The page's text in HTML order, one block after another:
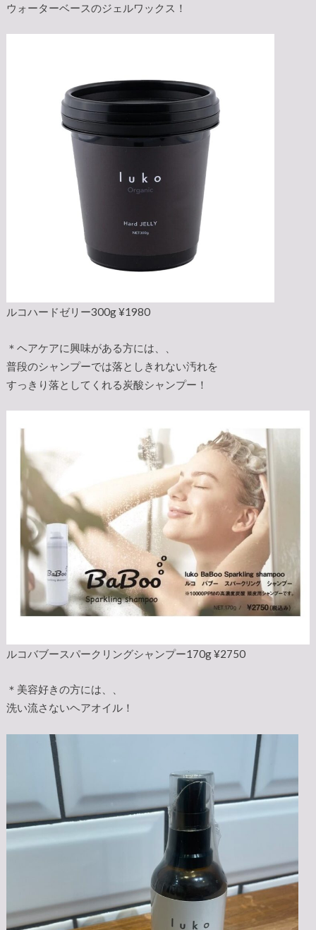
ウォーターベースのジェルワックス！
ルコハードゼリー300g ¥1980
＊ヘアケアに興味がある方には、、
普段のシャンプーでは落としきれない汚れを
すっきり落としてくれる炭酸シャンプー！
ルコバブースパークリングシャンプー170g ¥2750
＊美容好きの方には、、
洗い流さないヘアオイル！